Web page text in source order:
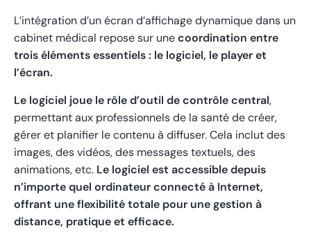
L’intégration d’un écran d’affichage dynamique dans un
cabinet médical repose sur unecoordination entre
trois éléments essentiels : le logiciel, le player et
l’écran.
Le logiciel joue le rôle d’outil de contrôle central,
permettant aux professionnels de la santé de créer,
gérer et planifier le contenu à diffuser. Cela inclut des
images, des vidéos, des messages textuels, des
animations, etc. Le logiciel est accessible depuis
n’importe quel ordinateur connecté à Internet,
offrant une flexibilité totale pour une gestion à
distance, pratique et efficace.